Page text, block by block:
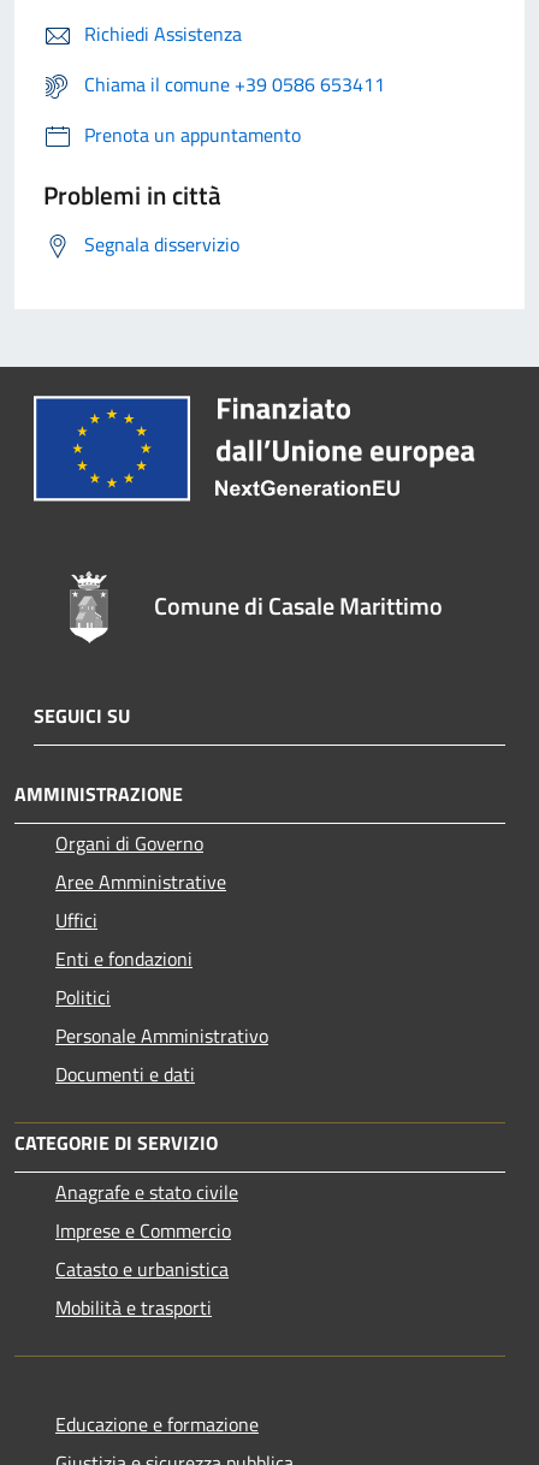
Richiedi Assistenza
Chiama il comune +39 0586 653411
Prenota un appuntamento
Problemi in città
Segnala disservizio
Comune di Casale Marittimo
SEGUICI SU
AMMINISTRAZIONE
Organi di Governo
Aree Amministrative
Uffici
Enti e fondazioni
Politici
Personale Amministrativo
Documenti e dati
CATEGORIE DI SERVIZIO
Anagrafe e stato civile
Imprese e Commercio
Catasto e urbanistica
Mobilità e trasporti
Educazione e formazione